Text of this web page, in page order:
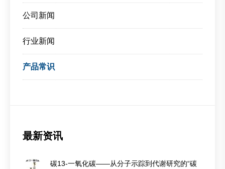
公司新闻
行业新闻
产品常识
最新资讯
碳13-一氧化碳——从分子示踪到代谢研究的“碳